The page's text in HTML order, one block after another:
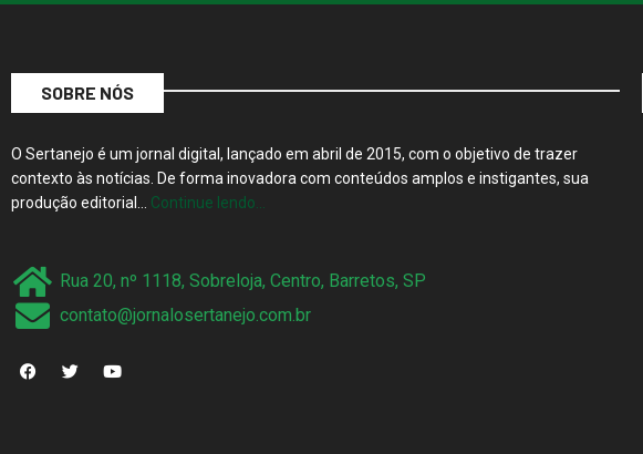
SOBRE NÓS
O Sertanejo é um jornal digital, lançado em abril de 2015, com o objetivo de trazer
contexto às notícias. De forma inovadora com conteúdos amplos e instigantes, sua
produção editorial… Continue lendo…
Rua 20, nº 1118, Sobreloja, Centro, Barretos, SP
contato@jornalosertanejo.com.br